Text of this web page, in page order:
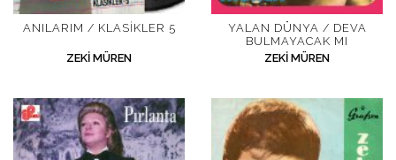
ANILARIM / KLASIKLER 5
ZEKI MÜREN
YALAN DÜNYA / DEVA
BULMAYACAK MI
ZEKI MÜREN